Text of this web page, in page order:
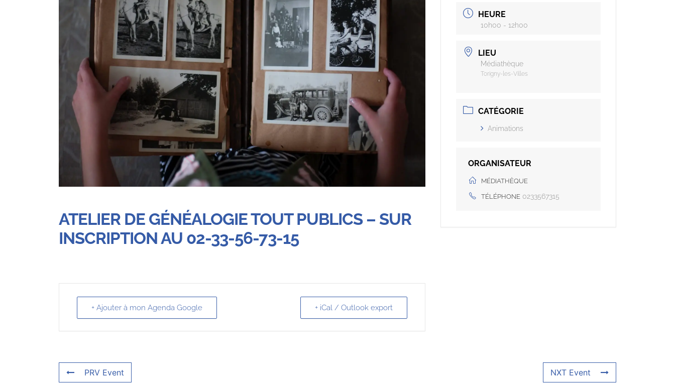
ATELIER DE GÉNÉALOGIE TOUT PUBLICS – SUR
INSCRIPTION AU 02-33-56-73-15
+ Ajouter à mon Agenda Google + iCal / Outlook export
HEURE
10h00 - 12h00
LIEU
Médiathèque
Torigny-les-Villes
CATÉGORIE
Animations
ORGANISATEUR
MÉDIATHÈQUE
TÉLÉPHONE 0233567315
PRV Event NXT Event